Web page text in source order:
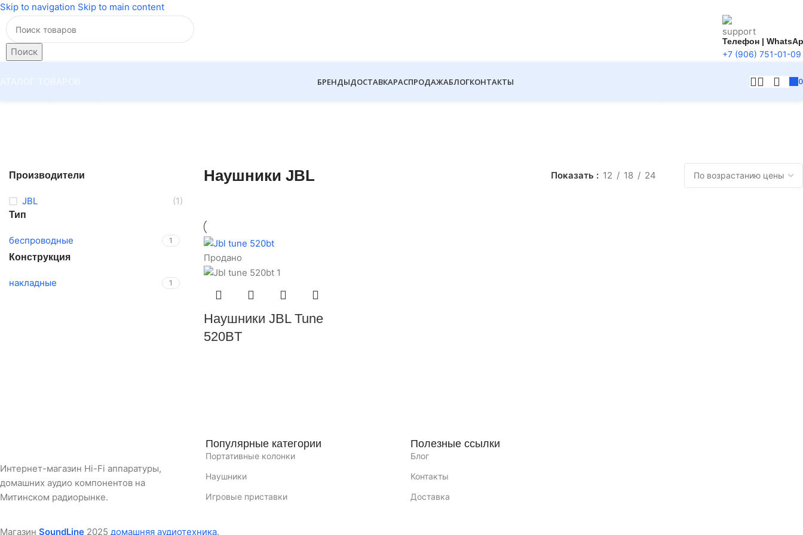
Skip to navigation Skip to main content
Поиск
Телефон |
+7 (906) 751-01-09
БРЕНДЫДОСТАВКАРАСПРОДАЖАБЛОГКОНТАКТЫ
Производители
JBL (1)
Тип
беспроводные 1
Конструкция
накладные 1
Наушники JBL Показать 12 18 24
Продано
Наушники JBL Tune
520BT
Интернет-магазин Hi-Fi аппаратуры,
домашних аудио компонентов на
Митинском радиорынке.
Популярные категории
Портативные колонки
Наушники
Игровые приставки
Полезные ссылки
Блог
Контакты
Доставка
Магазин SoundLine 2025 домашняя аудиотехника.